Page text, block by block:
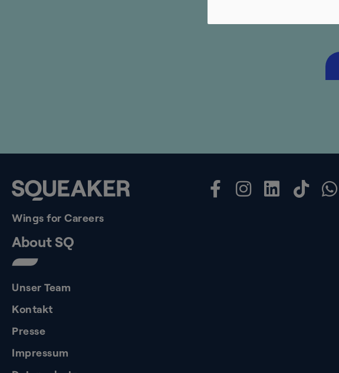
Wings for Careers
About SQ
Unser Team
Kontakt
Presse
Impressum